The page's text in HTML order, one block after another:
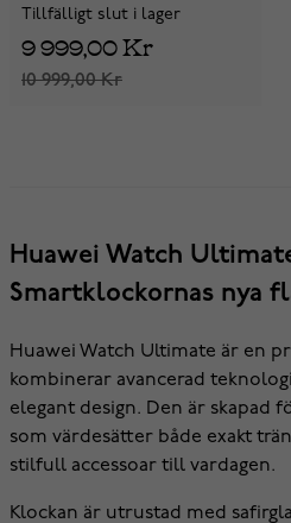
Tillfälligt slut i lager
10 999,00 Kr
9 999,00 Kr
Huawei Watch
Smartklockornas nya
Huawei Watch Ultimate är en
kombinerar avancerad
elegant design. Den är skapad
som värdesätter både exakt
stilfull accessoar till vardagen.
Klockan är utrustad med